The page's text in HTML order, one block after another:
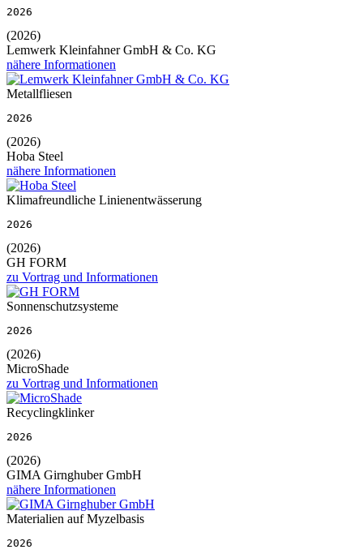
2026
(2026)
Lemwerk Kleinfahner GmbH & Co. KG
nähere Informationen
Metallfliesen
2026
(2026)
Hoba Steel
nähere Informationen
Klimafreundliche Linienentwässerung
2026
(2026)
GH FORM
zu Vortrag und Informationen
Sonnenschutzsysteme
2026
(2026)
MicroShade
zu Vortrag und Informationen
Recyclingklinker
2026
(2026)
GIMA Girnghuber GmbH
nähere Informationen
Materialien auf Myzelbasis
2026